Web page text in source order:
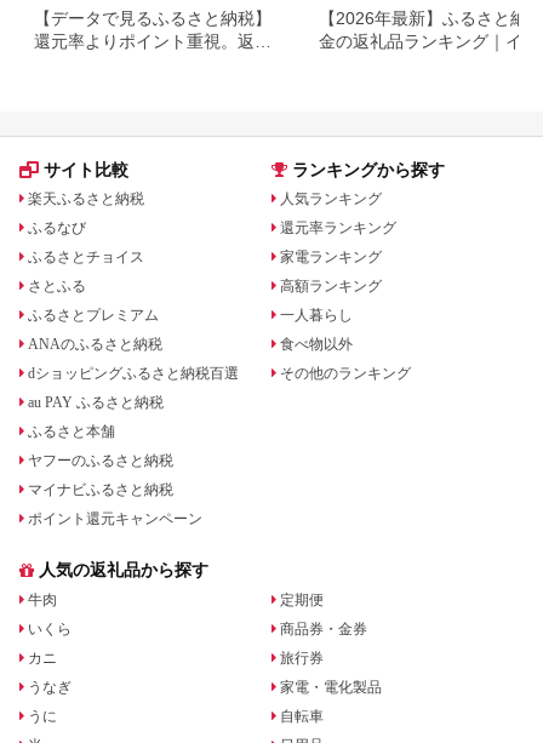
【データで見るふるさと納税】
還元率よりポイント重視。返礼
【2026年最新】ふるさと納
金の返礼品ランキング｜イン
サイト比較
楽天ふるさと納税
ふるなび
ふるさとチョイス
さとふる
ふるさとプレミアム
ANAのふるさと納税
dショッピングふるさと納税百選
au PAY ふるさと納税
ふるさと本舗
ヤフーのふるさと納税
マイナビふるさと納税
ポイント還元キャンペーン
ランキングから探す
人気ランキング
還元率ランキング
家電ランキング
高額ランキング
一人暮らし
食べ物以外
その他のランキング
人気の返礼品から探す
牛肉
いくら
カニ
うなぎ
うに
定期便
商品券・金券
旅行券
家電・電化製品
自転車